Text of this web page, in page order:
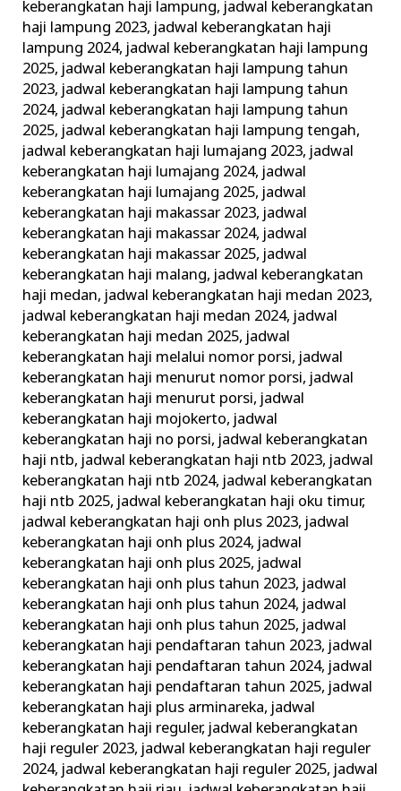
keberangkatan haji lampung, jadwal keberangkatan
haji lampung 2023, jadwal keberangkatan haji
lampung 2024, jadwal keberangkatan haji lampung
2025, jadwal keberangkatan haji lampung tahun
2023, jadwal keberangkatan haji lampung tahun
2024, jadwal keberangkatan haji lampung tahun
2025, jadwal keberangkatan haji lampung tengah,
jadwal keberangkatan haji lumajang 2023, jadwal
keberangkatan haji lumajang 2024, jadwal
keberangkatan haji lumajang 2025, jadwal
keberangkatan haji makassar 2023, jadwal
keberangkatan haji makassar 2024, jadwal
keberangkatan haji makassar 2025, jadwal
keberangkatan haji malang, jadwal keberangkatan
haji medan, jadwal keberangkatan haji medan 2023,
jadwal keberangkatan haji medan 2024, jadwal
keberangkatan haji medan 2025, jadwal
keberangkatan haji melalui nomor porsi, jadwal
keberangkatan haji menurut nomor porsi, jadwal
keberangkatan haji menurut porsi, jadwal
keberangkatan haji mojokerto, jadwal
keberangkatan haji no porsi, jadwal keberangkatan
haji ntb, jadwal keberangkatan haji ntb 2023, jadwal
keberangkatan haji ntb 2024, jadwal keberangkatan
haji ntb 2025, jadwal keberangkatan haji oku timur,
jadwal keberangkatan haji onh plus 2023, jadwal
keberangkatan haji onh plus 2024, jadwal
keberangkatan haji onh plus 2025, jadwal
keberangkatan haji onh plus tahun 2023, jadwal
keberangkatan haji onh plus tahun 2024, jadwal
keberangkatan haji onh plus tahun 2025, jadwal
keberangkatan haji pendaftaran tahun 2023, jadwal
keberangkatan haji pendaftaran tahun 2024, jadwal
keberangkatan haji pendaftaran tahun 2025, jadwal
keberangkatan haji plus arminareka, jadwal
keberangkatan haji reguler, jadwal keberangkatan
haji reguler 2023, jadwal keberangkatan haji reguler
2024, jadwal keberangkatan haji reguler 2025, jadwal